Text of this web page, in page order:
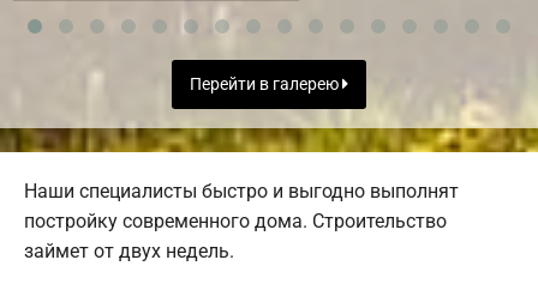
Перейти в галерею
Наши специалисты быстро и выгодно выполнят
постройку современного дома. Строительство
займет от двух недель.